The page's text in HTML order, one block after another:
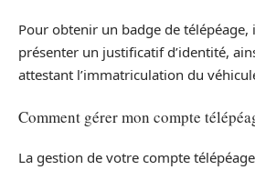
Pour obtenir un badge de télépéage,
présenter un justificatif d’identité,
attestant l’immatriculation du
Comment gérer mon compte
La gestion de votre compte